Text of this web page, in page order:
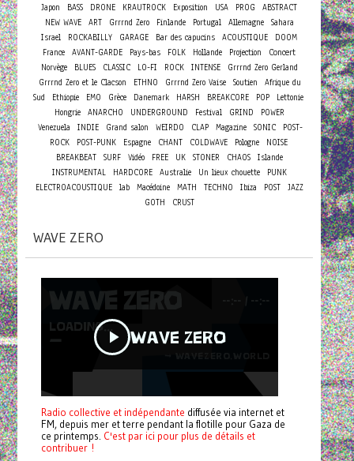
Japon
BASS DRONE KRAUTROCK Exposition USA PROG
ABSTRACT
NEW WAVE
ART Grrrnd Zero Finlande Portugal Allemagne
Sahara
Israel
ROCKABILLY GARAGE Bar des capucins ACOUSTIQUE
DOOM
France AVANT-GARDE Pays-bas FOLK Hollande Projection Concert
Norvège BLUES CLASSIC LO-FI ROCK INTENSE
Grrrnd Zero Gerland
Grrrnd Zero et le Clacson
ETHNO Grrrnd Zero Vaise Soutien
Afrique du
Sud
Ethiopie EMO Grèce Danemark HARSH BREAKCORE POP
Lettonie
Hongrie
ANARCHO UNDERGROUND Festival GRIND
POWER
Venezuela
INDIE Grand salon WEIRDO CLAP Magazine SONIC
POST-
ROCK
POST-PUNK Espagne CHANT COLDWAVE Pologne
NOISE
BREAKBEAT
SURF Vidéo FREE UK STONER CHAOS
Islande
INSTRUMENTAL
HARDCORE Australie Un lieux chouette
PUNK
ELECTROACOUSTIQUE
lab Macédoine MATH TECHNO Ibiza POST
JAZZ
GOTH
CRUST
WAVE ZERO
Radio collective et indépendante diffusée via internet et
FM, depuis mer et terre pendant la flotille pour Gaza de
ce printemps. C'est par ici pour plus de détails et
contribuer !